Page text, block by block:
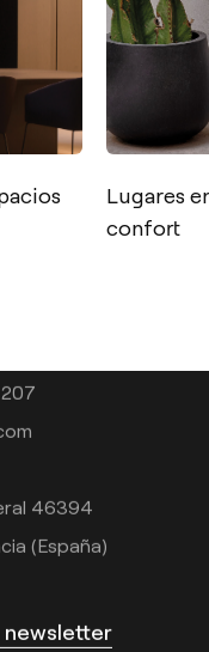
Lugares
confort
46394
(España)
newsletter